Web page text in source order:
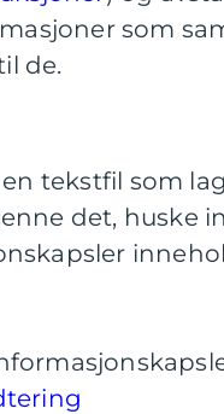
som
de.
tekstfil som
det, huske